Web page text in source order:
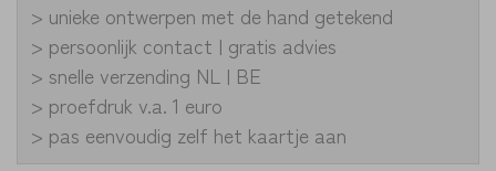
> unieke ontwerpen met de hand getekend
> persoonlijk contact | gratis advies
> snelle verzending NL | BE
> proefdruk v.a. 1 euro
> pas eenvoudig zelf het kaartje aan